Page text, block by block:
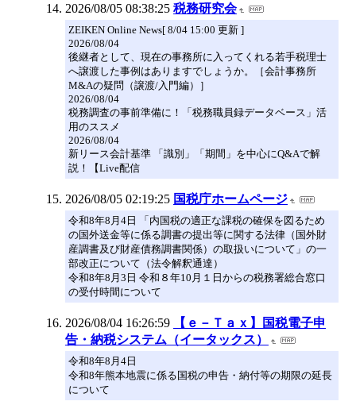
2026/08/05 08:38:25 税務研究会
ZEIKEN Online News[ 8/04 15:00 更新 ]
2026/08/04
後継者として、現在の事務所に入ってくれる若手税理士
へ譲渡した事例はありますでしょうか。［会計事務所
M&Aの疑問（譲渡/入門編）］
2026/08/04
税務調査の事前準備に！「税務職員録データベース」活
用のススメ
2026/08/04
新リース会計基準 「識別」「期間」を中心にQ&Aで解
説！【Live配信
2026/08/05 02:19:25 国税庁ホームページ
令和8年8月4日 「内国税の適正な課税の確保を図るため
の国外送金等に係る調書の提出等に関する法律（国外財
産調書及び財産債務調書関係）の取扱いについて」の一
部改正について（法令解釈通達）
令和8年8月3日 令和８年10月１日からの税務署総合窓口
の受付時間について
2026/08/04 16:26:59
【ｅ－Ｔａｘ】国税電子申
告・納税システム（イータックス）
令和8年8月4日
令和8年熊本地震に係る国税の申告・納付等の期限の延長
について